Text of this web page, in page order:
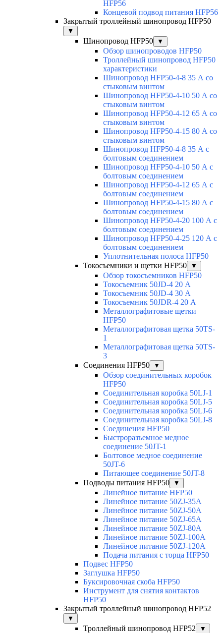
HFP56
Концевой подвод питания HFP56
Закрытый троллейный шинопровод HFP50
▼
Шинопровод HFP50 ▼
Обзор шинопроводов HFP50
Троллейный шинопровод HFP50
характеристики
Шинопровод HFP50-4-8 35 А со
стыковым винтом
Шинопровод HFP50-4-10 50 А со
стыковым винтом
Шинопровод HFP50-4-12 65 А со
стыковым винтом
Шинопровод HFP50-4-15 80 А со
стыковым винтом
Шинопровод HFP50-4-8 35 А с
болтовым соединением
Шинопровод HFP50-4-10 50 А с
болтовым соединением
Шинопровод HFP50-4-12 65 А с
болтовым соединением
Шинопровод HFP50-4-15 80 А с
болтовым соединением
Шинопровод HFP50-4-20 100 А с
болтовым соединением
Шинопровод HFP50-4-25 120 А с
болтовым соединением
Уплотнительная полоса HFP50
Токосъемники и щетки HFP50
▼
Обзор токосъемников HFP50
Токосъемник 50JD-4 20 А
Токосъемник 50JD-4 30 А
Токосъемник 50JDR-4 20 А
Металлографитовые щетки
HFP50
Металлографитовая щетка 50TS-
1
Металлографитовая щетка 50TS-
3
Соединения HFP50
▼
Обзор соединительных коробок
HFP50
Соединительная коробка 50LJ-1
Соединительная коробка 50LJ-5
Соединительная коробка 50LJ-6
Соединительная коробка 50LJ-8
Соединения HFP50
Быстроразъемное медное
соединение 50JT-1
Болтовое медное соединение
50JT-6
Питающее соединение 50JT-8
Подводы питания HFP50
▼
Линейное питание HFP50
Линейное питание 50ZJ-35A
Линейное питание 50ZJ-50A
Линейное питание 50ZJ-65A
Линейное питание 50ZJ-80A
Линейное питание 50ZJ-100A
Линейное питание 50ZJ-120A
Подача питания с торца HFP50
Подвес HFP50
Заглушка HFP50
Буксировочная скоба HFP50
Инструмент для снятия контактов
HFP50
Закрытый троллейный шинопровод HFP52
▼
Троллейный шинопровод HFP52 ▼